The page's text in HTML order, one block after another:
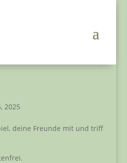
2025
deine Freunde mit und triff